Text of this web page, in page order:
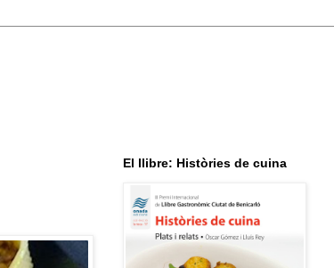
El llibre: Històries de cuina